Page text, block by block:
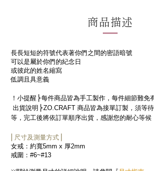
商品描述
長長短短的符號代表著你們之間的密語暗號
可以是屬於你們的紀念日
或彼此的姓名縮寫
低調且具意義
！小提醒 ⎬每件商品皆為手工製作，每件細節難免
出貨說明 ⎬ZO.CRAFT 商品皆為接單訂製，須等待
等，完工後將依訂單順序出貨，感謝您的耐心等候
⎜尺寸及測量方式⎟
女戒：約寬5mm x 厚2mm
戒圍： #6~#13